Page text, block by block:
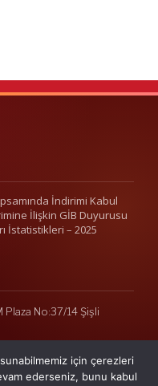
İndirimi Kabul
İlişkin GİB Duyurusu
İstatistikleri – 2025
Plaza No:37/14 Şişli
için çerezleri
ederseniz, bunu kabul